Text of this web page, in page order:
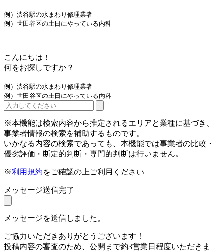
例）渋谷駅の水まわり修理業者
例）世田谷区の土日にやっている内科
こんにちは！
何をお探しですか？
例）渋谷駅の水まわり修理業者
例）世田谷区の土日にやっている内科
※本機能は検索内容から推定されるエリアと業種に基づき、
事業者情報の検索を補助するものです。
いかなる内容の検索であっても、本機能では事業者の比較・
優劣評価・断定的判断・専門的判断は行いません。
※利用規約をご確認の上ご利用ください
メッセージ送信完了
メッセージを送信しました。
ご協力いただきありがとうございます！
投稿内容の審査のため、公開まで約3営業日程度いただきま